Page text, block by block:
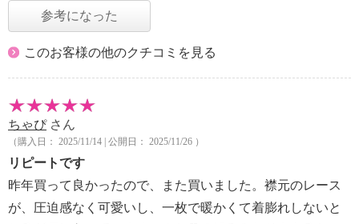
参考になった
このお客様の他のクチコミを見る
ちゃぴさん
（購入日： 2025/11/14 | 公開日： 2025/11/26 ）
リピートです
昨年買って良かったので、また買いました。襟元のレース
が、圧迫感なく可愛いし、一枚で暖かくて着膨れしないと